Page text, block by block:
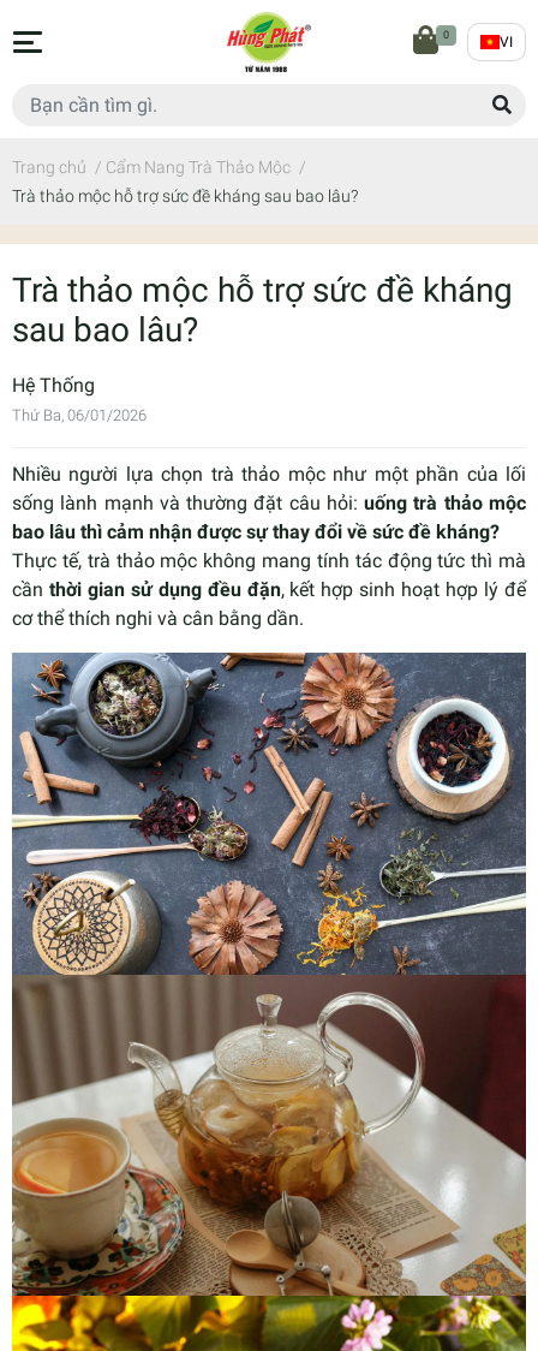
0 VI
Trang chủ / Cẩm Nang Trà Thảo Mộc /
Trà thảo mộc hỗ trợ sức đề kháng sau bao lâu?
Trà thảo mộc hỗ trợ sức đề kháng
sau bao lâu?
Hệ Thống
Thứ Ba, 06/01/2026
Nhiều người lựa chọn trà thảo mộc như một phần của lối
sống lành mạnh và thường đặt câu hỏi:uống trà thảo mộc
bao lâu thì cảm nhận được sự thay đổi về sức đề kháng?
Thực tế, trà thảo mộc không mang tính tác động tức thì mà
cần thời gian sử dụng đều đặn, kết hợp sinh hoạt hợp lý để
cơ thể thích nghi và cân bằng dần.